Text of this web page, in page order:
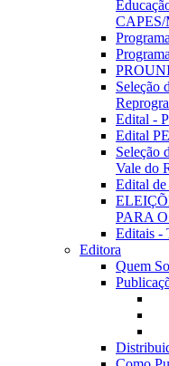
CAPES/
Seleção
Edital -
Edital
Seleção
Vale do
Edital de
PARA
Editais -
Editora
Quem